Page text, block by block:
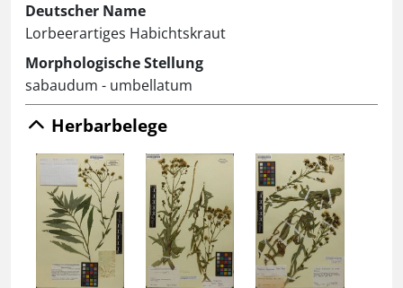
Deutscher Name
Lorbeerartiges Habichtskraut
Morphologische Stellung
sabaudum - umbellatum
Herbarbelege